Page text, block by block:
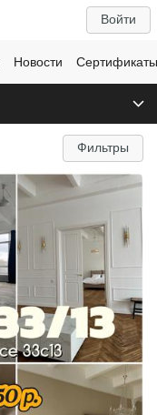
Войти
Новости Сертификаты
Фильтры